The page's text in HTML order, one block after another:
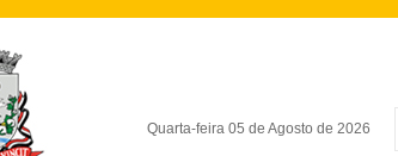
Quarta-feira 05 de Agosto de 2026